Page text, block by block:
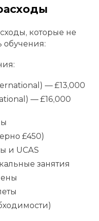
которые не
обучения:
— £13,000
— £16,000
£450)
и UCAS
занятия